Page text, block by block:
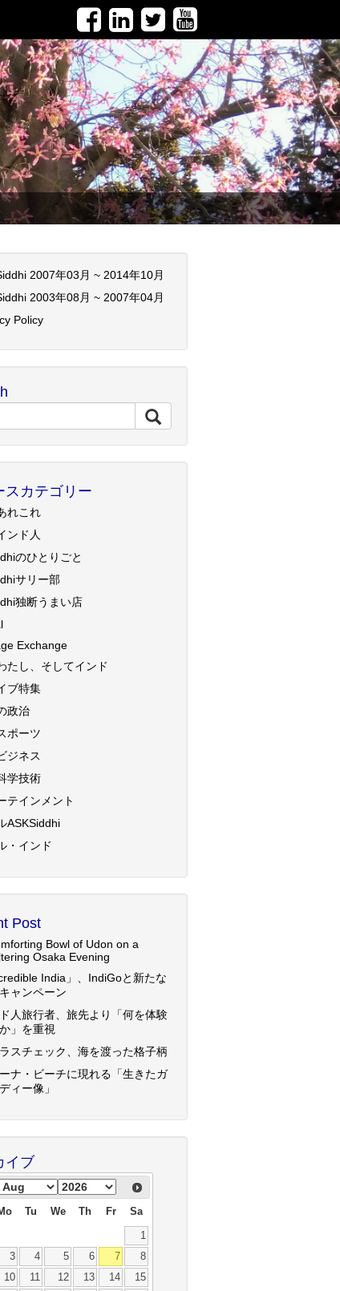
2007年03月 ~ 2014年10月
2003年08月 ~ 2007年04月
Policy
スカテゴリー
れこれ
ンド人
のひとりごと
サリー部
独断うまい店
Exchange
たし、そしてインド
ブ特集
政治
ポーツ
ジネス
学技術
テインメント
ASKSiddhi
・インド
Post
Bowl of Udon on a
Osaka Evening
India」、IndiGoと新たな
ャンペーン
人旅行者、旅先より「何を体験
」を重視
スチェック、海を渡った格子柄
ナ・ビーチに現れる「生きたガ
ィー像」
イブ
Tu We Th Fr Sa
1
3 4 5 6 7
8
10 11 12 13 14
15